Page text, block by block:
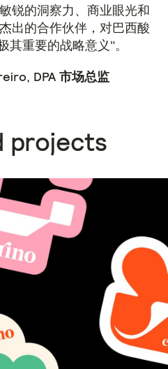
锐的洞察力、商业眼光和
出的合作伙伴，对巴西酸
其重要的战略意义"。
DPA 市场总监
projects